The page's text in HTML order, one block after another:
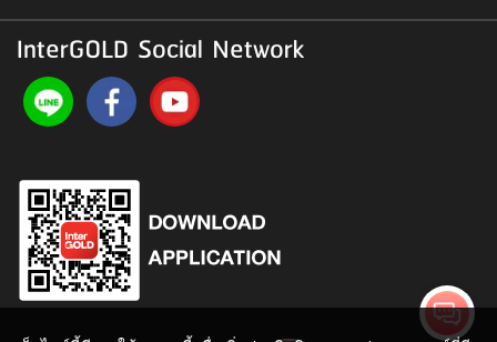
InterGOLD Social Network